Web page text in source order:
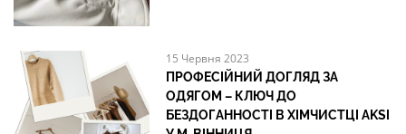
15 Червня 2023
ПРОФЕСІЙНИЙ ДОГЛЯД ЗА
ОДЯГОМ – КЛЮЧ ДО
БЕЗДОГАННОСТІ В ХІМЧИСТЦІ AKSI